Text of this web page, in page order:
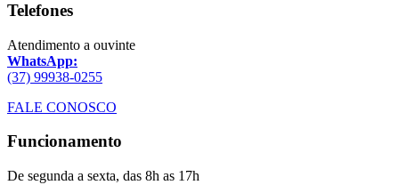
Telefones
Atendimento a ouvinte
WhatsApp:
(37) 99938-0255
FALE CONOSCO
Funcionamento
De segunda a sexta, das 8h as 17h